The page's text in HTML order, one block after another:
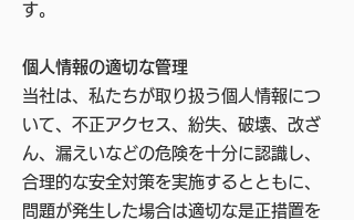
す。
個人情報の適切な管理
当社は、私たちが取り扱う個人情報につ
いて、不正アクセス、紛失、破壊、改ざ
ん、漏えいなどの危険を十分に認識し、
合理的な安全対策を実施するとともに、
問題が発生した場合は適切な是正措置を